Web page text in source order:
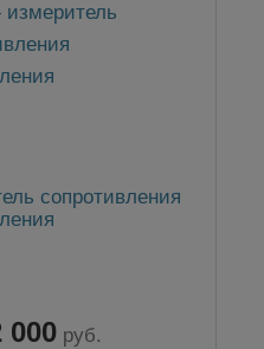
сопротивления
000 руб.